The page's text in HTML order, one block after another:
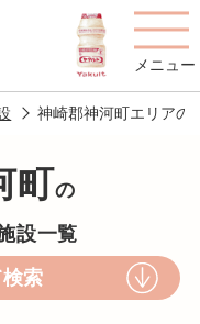
メニュー
費用について
神崎郡神河町エリアの
町の
設一覧
索